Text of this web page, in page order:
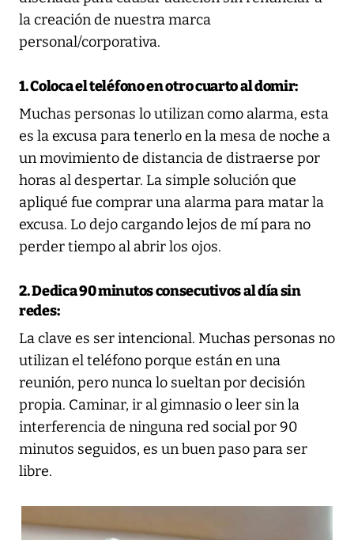
la creación de nuestra marca
personal/corporativa.
1. Coloca el teléfono en otro cuarto al domir:
Muchas personas lo utilizan como alarma, esta
es la excusa para tenerlo en la mesa de noche a
un movimiento de distancia de distraerse por
horas al despertar. La simple solución que
apliqué fue comprar una alarma para matar la
excusa. Lo dejo cargando lejos de mí para no
perder tiempo al abrir los ojos.
2. Dedica 90 minutos consecutivos al día sin
redes:
La clave es ser intencional. Muchas personas no
utilizan el teléfono porque están en una
reunión, pero nunca lo sueltan por decisión
propia. Caminar, ir al gimnasio o leer sin la
interferencia de ninguna red social por 90
minutos seguidos, es un buen paso para ser
libre.